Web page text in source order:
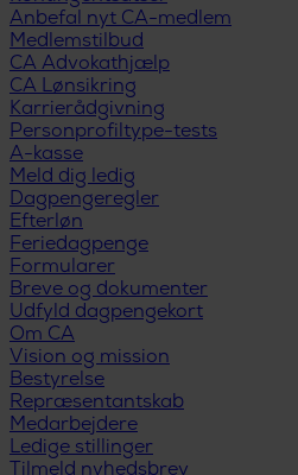
Anbefal nyt CA-medlem
Medlemstilbud
CA Advokathjælp
CA Lønsikring
Karrierådgivning
Personprofiltype-tests
A-kasse
Meld dig ledig
Dagpengeregler
Efterløn
Feriedagpenge
Formularer
Breve og dokumenter
Udfyld dagpengekort
Om CA
Vision og mission
Bestyrelse
Repræsentantskab
Medarbejdere
Ledige stillinger